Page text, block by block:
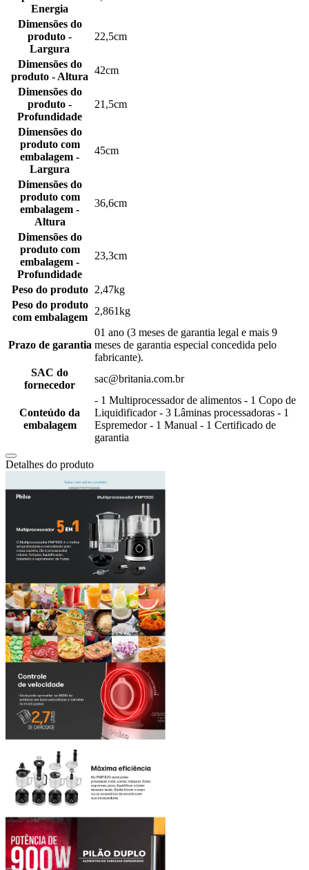
Energia
Dimensões do
produto -
Largura
22,5cm
Dimensões do
produto - Altura
42cm
Dimensões do
produto -
Profundidade
21,5cm
Dimensões do
produto com
embalagem -
Largura
45cm
Dimensões do
produto com
embalagem -
Altura
36,6cm
Dimensões do
produto com
embalagem -
Profundidade
23,3cm
Peso do produto
2,47kg
Peso do produto
com embalagem
2,861kg
Prazo de garantia
01 ano (3 meses de garantia legal e mais 9
meses de garantia especial concedida pelo
fabricante).
SAC do
fornecedor
sac@britania.com.br
Conteúdo da
embalagem
- 1 Multiprocessador de alimentos - 1 Copo de
Liquidificador - 3 Lâminas processadoras - 1
Espremedor - 1 Manual - 1 Certificado de
garantia
Detalhes do produto